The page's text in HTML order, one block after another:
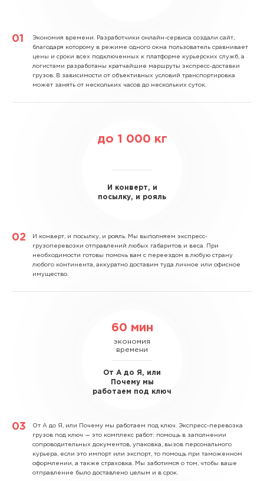
Экономия времени. Разработчики онлайн-сервиса создали сайт,
благодаря которому в режиме одного окна пользователь сравнивает
цены и сроки всех подключенных к платформе курьерских служб, а
логистами разработаны кратчайшие маршруты экспресс-доставки
грузов. В зависимости от объективных условий транспортировка
может занять от нескольких часов до нескольких суток.
до 1 000 кг
И конверт, и
посылку, и рояль
И конверт, и посылку, и рояль. Мы выполняем экспресс-
грузоперевозки отправлений любых габаритов и веса. При
необходимости готовы помочь вам с переездом в любую страну
любого континента, аккуратно доставим туда личное или офисное
имущество.
60 мин
экономия
времени
От А до Я, или
Почему мы
работаем под ключ
От А до Я, или Почему мы работаем под ключ. Экспресс-перевозка
грузов под ключ — это комплекс работ: помощь в заполнении
сопроводительных документов, упаковка, вызов персонального
курьера, если это импорт или экспорт, то помощь при таможенном
оформлении, а также страховка. Мы заботимся о том, чтобы ваше
отправление было доставлено целым и в срок.